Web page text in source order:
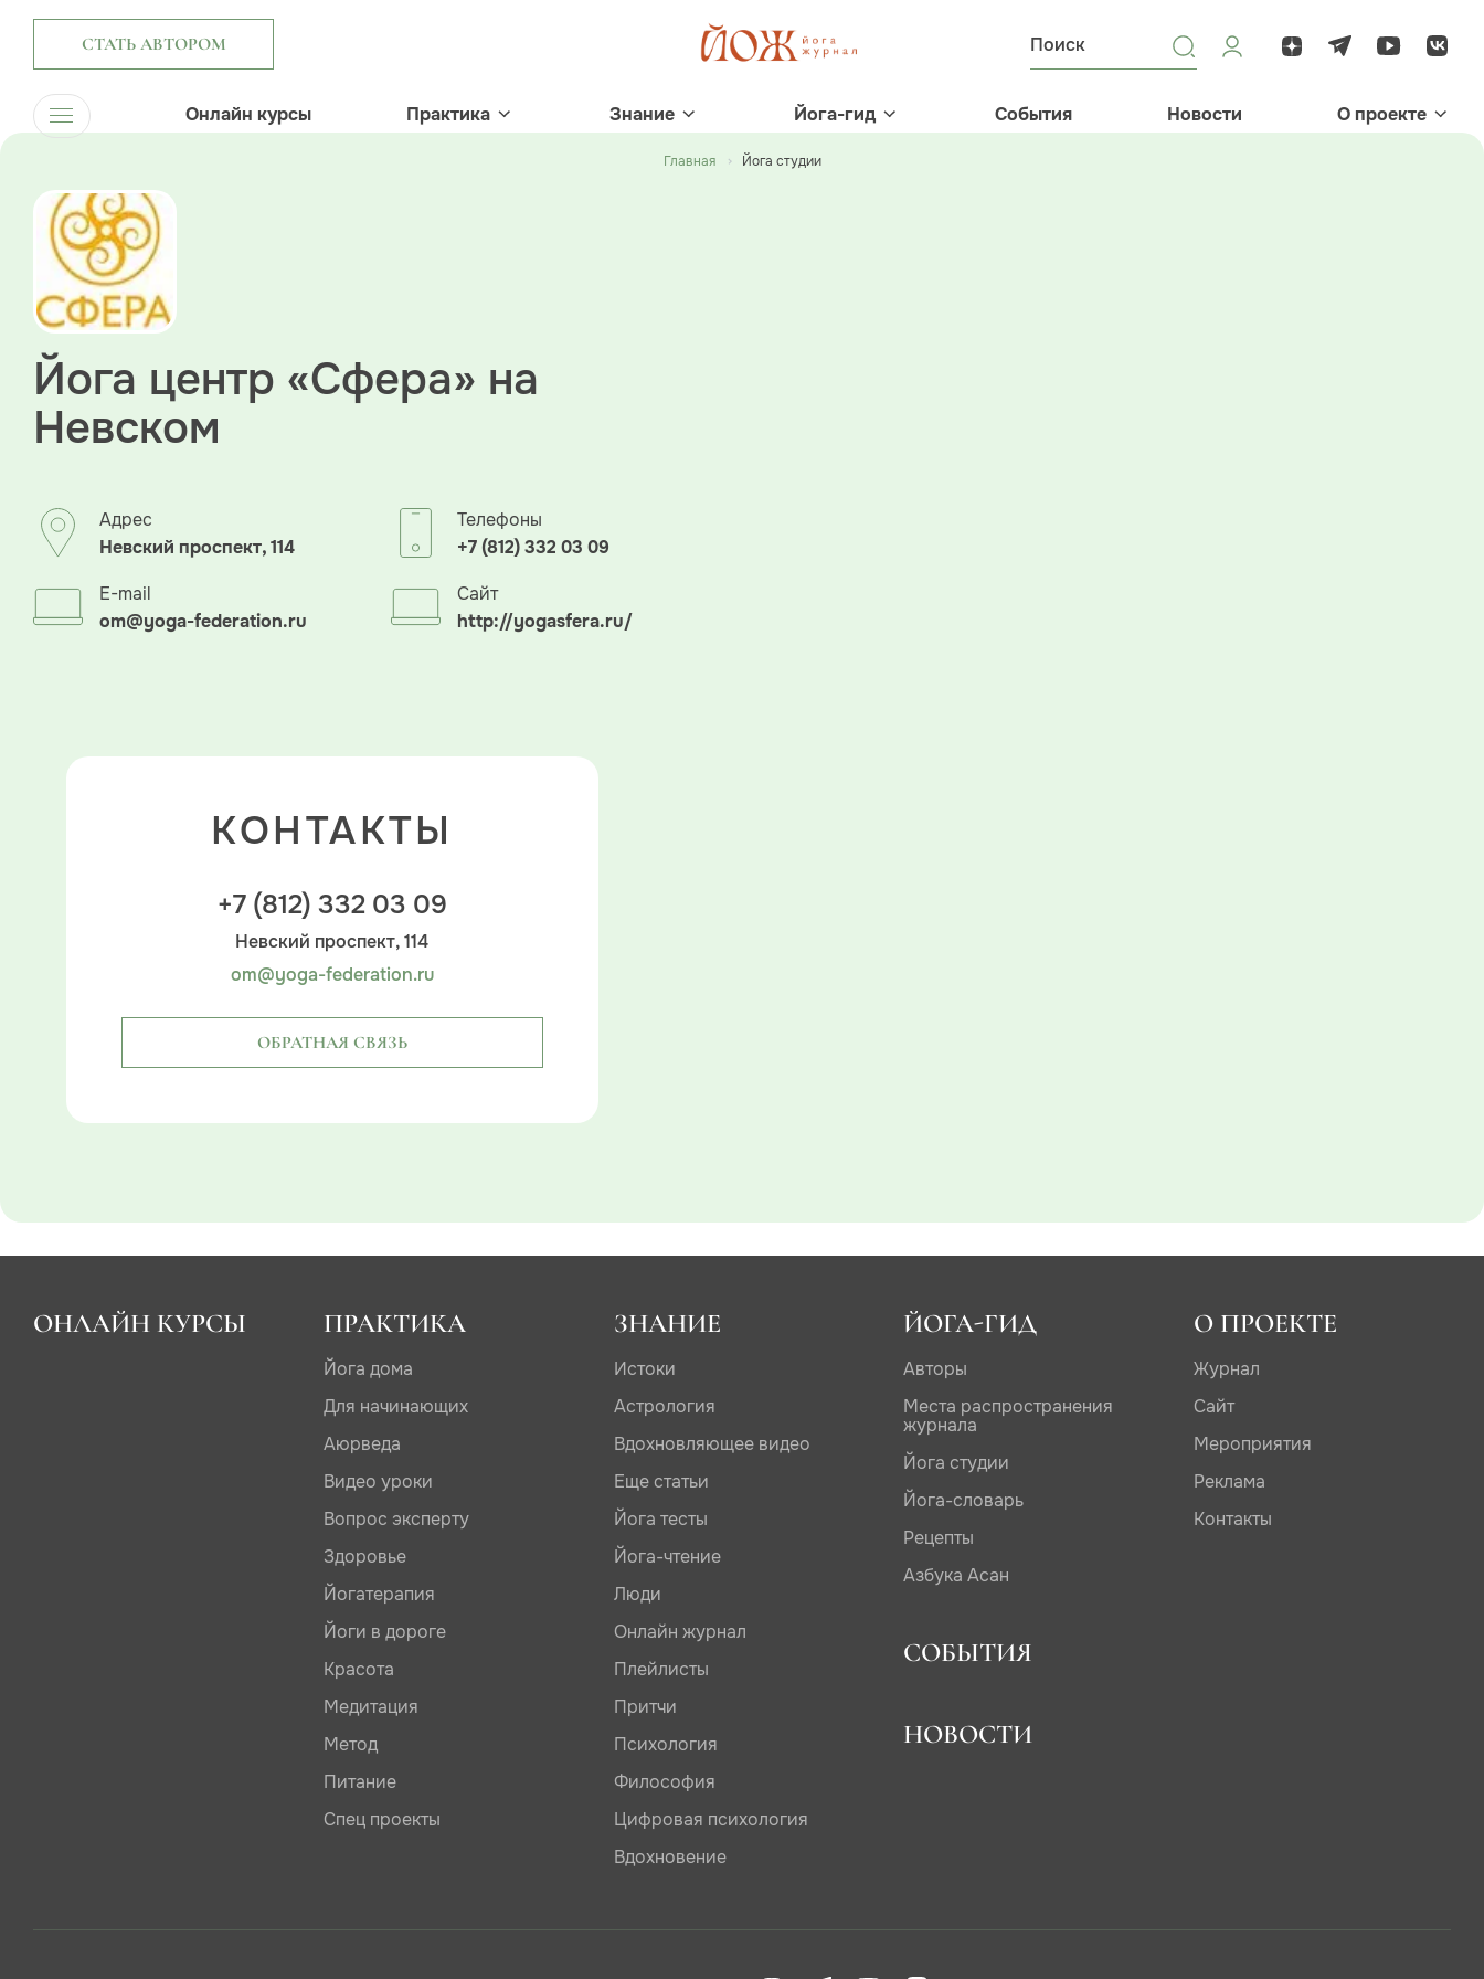
СТАТЬ АВТОРОМ
Онлайн курсы Практика Знание Йога-гид События Новости О проекте
Главная Йога студии
Йога центр «Сфера» на
Невском
Адрес
Невский проспект, 114
Телефоны
+7 (812) 332 03 09
E-mail
om@yoga-federation.ru
Сайт
http://yogasfera.ru/
КОНТАКТЫ
+7 (812) 332 03 09
Невский проспект, 114
om@yoga-federation.ru
ОБРАТНАЯ СВЯЗЬ
ОНЛАЙН КУРСЫ ПРАКТИКА
Йога дома
Для начинающих
Аюрведа
Видео уроки
Вопрос эксперту
Здоровье
Йогатерапия
Йоги в дороге
Красота
Медитация
Метод
Питание
Спец проекты
ЗНАНИЕ
Истоки
Астрология
Вдохновляющее видео
Еще статьи
Йога тесты
Йога-чтение
Люди
Онлайн журнал
Плейлисты
Притчи
Психология
Философия
Цифровая психология
Вдохновение
ЙОГА-ГИД
Авторы
Места распространения
журнала
Йога студии
Йога-словарь
Рецепты
Азбука Асан
СОБЫТИЯ
НОВОСТИ
О ПРОЕКТЕ
Журнал
Сайт
Мероприятия
Реклама
Контакты